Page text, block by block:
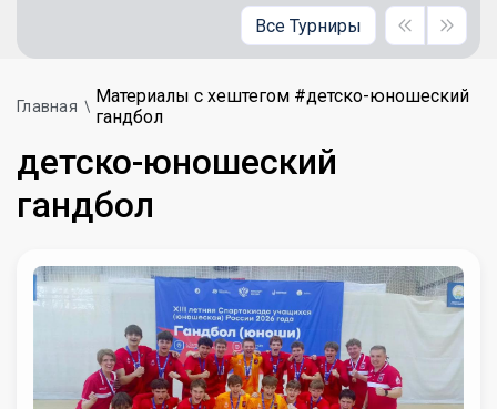
Все Турниры
Главная
Материалы с хештегом #детско-юношеский
гандбол
детско-юношеский
гандбол